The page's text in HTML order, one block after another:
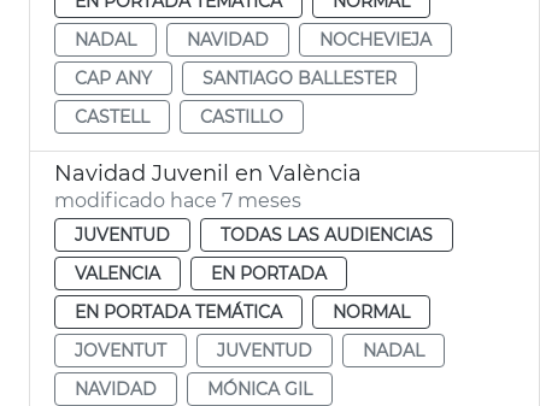
NADAL
NAVIDAD
NOCHEVIEJA
CAP ANY
SANTIAGO BALLESTER
CASTELL
CASTILLO
Navidad Juvenil en València
modificado hace 7 meses
JUVENTUD
TODAS LAS AUDIENCIAS
VALENCIA
EN PORTADA
EN PORTADA TEMÁTICA
NORMAL
JOVENTUT
JUVENTUD
NADAL
NAVIDAD
MÓNICA GIL